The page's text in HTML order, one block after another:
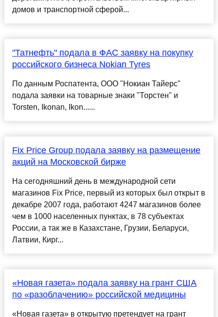
домов и транспортной сферой...
"Татнефть" подала в ФАС заявку на покупку
российского бизнеса Nokian Tyres
По данным Роспатента, ООО "Нокиан Тайерс"
подала заявки на товарные знаки "Торстен" и
Torsten, Ikonan, Ikon......
Fix Price Group подала заявку на размещение
акций на Московской бирже
На сегодняшний день в международной сети
магазинов Fix Price, первый из которых был открыт в
декабре 2007 года, работают 4247 магазинов более
чем в 1000 населенных пунктах, в 78 субъектах
России, а так же в Казахстане, Грузии, Беларуси,
Латвии, Кирг...
«Новая газета» подала заявку на грант США
по «разоблачению» российской медицины
«Новая газета» в открытую претендует на грант